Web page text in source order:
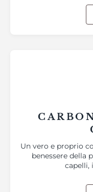
Un vero e proprio
benessere della
capelli,